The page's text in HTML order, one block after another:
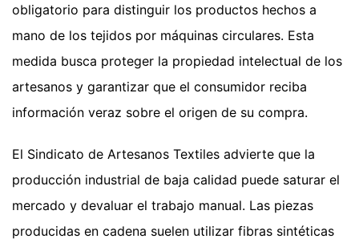
obligatorio para distinguir los productos hechos a
mano de los tejidos por máquinas circulares. Esta
medida busca proteger la propiedad intelectual de los
artesanos y garantizar que el consumidor reciba
información veraz sobre el origen de su compra.
El Sindicato de Artesanos Textiles advierte que la
producción industrial de baja calidad puede saturar el
mercado y devaluar el trabajo manual. Las piezas
producidas en cadena suelen utilizar fibras sintéticas